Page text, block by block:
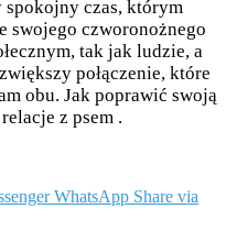
spokojny czas, którym
swojego czworonożnego
tak jak ludzie, a
połączenie, które
obu. Jak poprawić swoją
z psem .
WhatsApp Share via